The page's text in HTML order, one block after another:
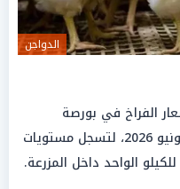
الدواجن
الفراخ في بورصة
الدواجن اليوم الإثنين، الموافق 22 يونيو 2026، لتسجل مستويات